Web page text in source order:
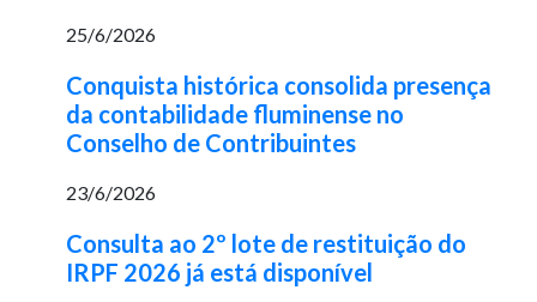
25/6/2026
Conquista histórica consolida presença
da contabilidade fluminense no
Conselho de Contribuintes
23/6/2026
Consulta ao 2º lote de restituição do
IRPF 2026 já está disponível